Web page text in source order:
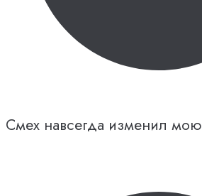
Смех навсегда изменил